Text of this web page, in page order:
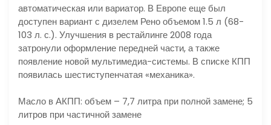
автоматическая или вариатор. В Европе еще был
доступен вариант с дизелем Рено объемом 1.5 л (68-
103 л. с.). Улучшения в рестайлинге 2008 года
затронули оформление передней части, а также
появление новой мультимедиа-системы. В списке КПП
появилась шестиступенчатая «механика».
Масло в АКПП: объем – 7,7 литра при полной замене; 5
литров при частичной замене